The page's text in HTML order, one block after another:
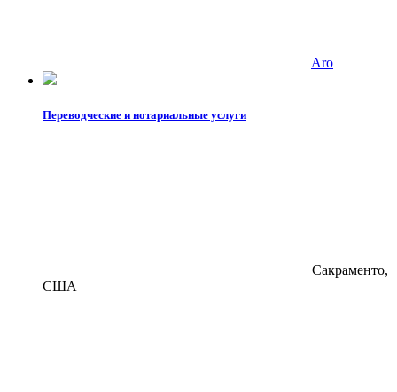
Aro
Переводческие и нотариальные услуги
Сакраменто,
США